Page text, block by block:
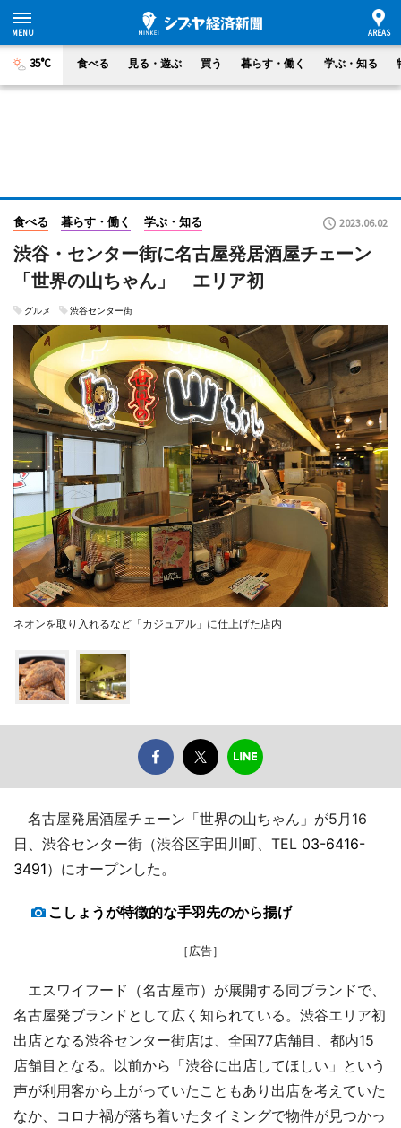
35°C 食べる 見る・遊ぶ 買う 暮らす・働く 学ぶ・知る
食べる 暮らす・働く 学ぶ・知る 2023.06.02
渋谷・センター街に名古屋発居酒屋チェーン
「世界の山ちゃん」 エリア初
グルメ 渋谷センター街
ネオンを取り入れるなど「カジュアル」に仕上げた店内
名古屋発居酒屋チェーン「世界の山ちゃん」が5月16
日、渋谷センター街（渋谷区宇田川町、TEL 03-6416-
3491）にオープンした。
こしょうが特徴的な手羽先のから揚げ
［広告］
エスワイフード（名古屋市）が展開する同ブランドで、
名古屋発ブランドとして広く知られている。渋谷エリア初
出店となる渋谷センター街店は、全国77店舗目、都内15
店舗目となる。以前から「渋谷に出店してほしい」という
声が利用客から上がっていたこともあり出店を考えていた
なか、コロナ禍が落ち着いたタイミングで物件が見つかっ